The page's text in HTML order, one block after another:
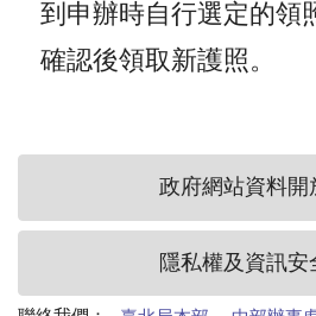
到申辦時自行選定的領
確認後領取新護照。
政府網站資料開
隱私權及資訊安